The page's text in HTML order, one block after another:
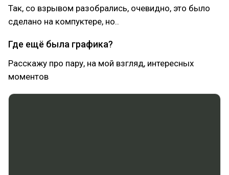
Так, со взрывом разобрались, очевидно, это было
сделано на компуктере, но..
Где ещё была графика?
Расскажу про пару, на мой взгляд, интересных
моментов